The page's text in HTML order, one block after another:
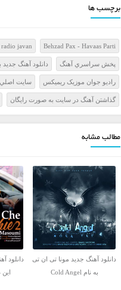
برچسب ها
Behzad Pax - Havaas Parti
radio javan
پخش سراسري آهنگ دانلود آهنگ
راديو جوان موزيک ريميکس سايت اصلي
گذاشتن آهنگ در سايت به صورت رايگان
مطالب مشابه
دانلود آهنگ جدید مونا تی ان تی
به نام Cold Angel
دانلود
این